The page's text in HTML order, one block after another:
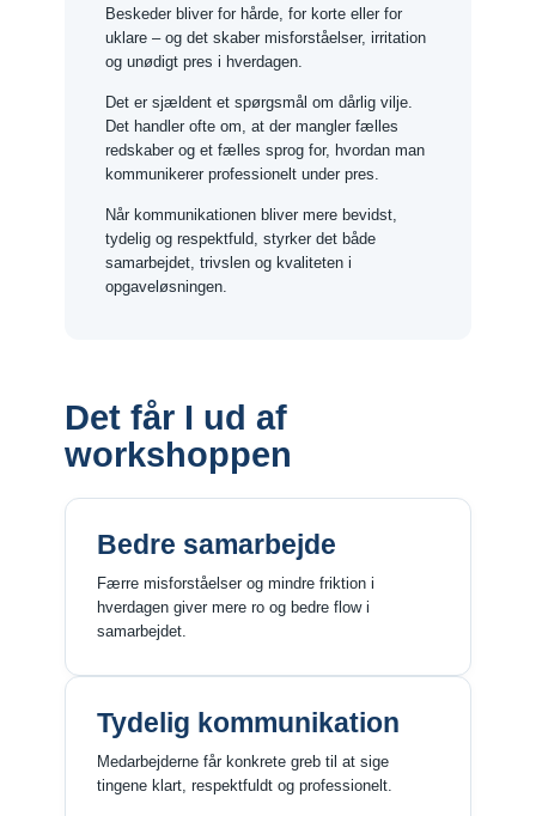
Beskeder bliver for hårde, for korte eller for
uklare – og det skaber misforståelser, irritation
og unødigt pres i hverdagen.
Det er sjældent et spørgsmål om dårlig vilje.
Det handler ofte om, at der mangler fælles
redskaber og et fælles sprog for, hvordan man
kommunikerer professionelt under pres.
Når kommunikationen bliver mere bevidst,
tydelig og respektfuld, styrker det både
samarbejdet, trivslen og kvaliteten i
opgaveløsningen.
Det får I ud af
workshoppen
Bedre samarbejde
Færre misforståelser og mindre friktion i
hverdagen giver mere ro og bedre flow i
samarbejdet.
Tydelig kommunikation
Medarbejderne får konkrete greb til at sige
tingene klart, respektfuldt og professionelt.